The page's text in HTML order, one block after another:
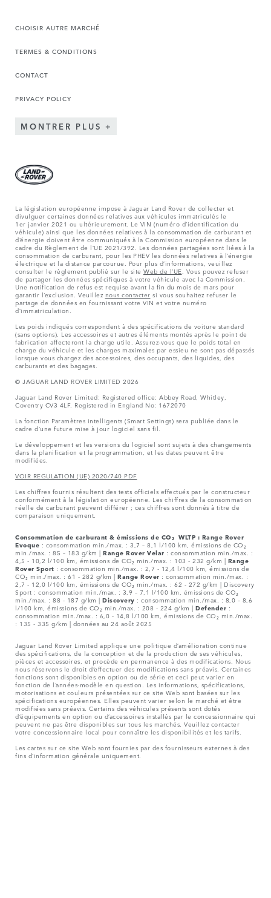
CHOISIR AUTRE MARCHÉ
TERMES & CONDITIONS
CONTACT
PRIVACY POLICY
MONTRER PLUS
La législation européenne impose à Jaguar Land Rover de collecter et
divulguer certaines données relatives aux véhicules immatriculés le
1er janvier 2021 ou ultérieurement. Le VIN (numéro d’identification du
véhicule) ainsi que les données relatives à la consommation de carburant et
d’énergie doivent être communiqués à la Commission européenne dans le
cadre du Règlement de l’UE 2021/392. Les données partagées sont liées à la
consommation de carburant, pour les PHEV les données relatives à l’énergie
électrique et la distance parcourue. Pour plus d’informations, veuillez
consulter le règlement publié sur le site Web de l’UE . Vous pouvez refuser
de partager les données spécifiques à votre véhicule avec la Commission.
Une notification de refus est requise avant la fin du mois de mars pour
garantir l’exclusion. Veuillez nous contacter si vous souhaitez refuser le
partage de données en fournissant votre VIN et votre numéro
d’immatriculation.
Les poids indiqués correspondent à des spécifications de voiture standard
(sans options). Les accessoires et autres éléments montés après le point de
fabrication affecteront la charge utile. Assurez-vous que le poids total en
charge du véhicule et les charges maximales par essieu ne sont pas dépassés
lorsque vous chargez des accessoires, des occupants, des liquides, des
carburants et des bagages.
© JAGUAR LAND ROVER LIMITED 2026
Jaguar Land Rover Limited: Registered office: Abbey Road, Whitley,
Coventry CV3 4LF. Registered in England No: 1672070
La fonction Paramètres intelligents (Smart Settings) sera publiée dans le
cadre d’une future mise à jour logiciel sans fil.
Le développement et les versions du logiciel sont sujets à des changements
dans la planification et la programmation, et les dates peuvent être
modifiées.
VOIR REGULATION (UE) 2020/740 PDF
Les chiffres fournis résultent des tests officiels effectués par le constructeur
conformément à la législation européenne. Les chiffres de la consommation
réelle de carburant peuvent différer ; ces chiffres sont donnés à titre de
comparaison uniquement.
Consommation de carburant & émissions de CO₂ WLTP : Range Rover
Evoque : consommation min./max. : 3,7 – 8,1 l/100 km, émissions de CO₂
min./max. : 85 – 183 g/km | Range Rover Velar : consommation min./max. :
4,5 - 10,2 l/100 km, émissions de CO₂ min./max. : 103 - 232 g/km | Range
Rover Sport : consommation min./max. : 2,7 - 12,4 l/100 km, émissions de
CO₂ min./max. : 61 - 282 g/km | Range Rover : consommation min./max. :
2,7 - 12,0 l/100 km, émissions de CO₂ min./max. : 62 - 272 g/km | Discovery
Sport : consommation min./max. : 3,9 – 7,1 l/100 km, émissions de CO₂
min./max. : 88 - 187 g/km | Discovery : consommation min./max. : 8,0 – 8,6
l/100 km, émissions de CO₂ min./max. : 208 - 224 g/km | Defender :
consommation min./max. : 6,0 - 14,8 l/100 km, émissions de CO₂ min./max.
: 135 - 335 g/km | données au 24 août 2025
Jaguar Land Rover Limited applique une politique d’amélioration continue
des spécifications, de la conception et de la production de ses véhicules,
pièces et accessoires, et procède en permanence à des modifications. Nous
nous réservons le droit d’effectuer des modifications sans préavis. Certaines
fonctions sont disponibles en option ou de série et ceci peut varier en
fonction de l’années-modèle en question. Les informations, spécifications,
motorisations et couleurs présentées sur ce site Web sont basées sur les
spécifications européennes. Elles peuvent varier selon le marché et être
modifiées sans préavis. Certains des véhicules présents sont dotés
d’équipements en option ou d’accessoires installés par le concessionnaire qui
peuvent ne pas être disponibles sur tous les marchés. Veuillez contacter
votre concessionnaire local pour connaître les disponibilités et les tarifs.
Les cartes sur ce site Web sont fournies par des fournisseurs externes à des
fins d’information générale uniquement.